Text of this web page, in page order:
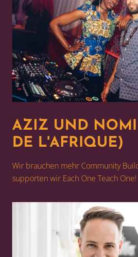
AZIZ UND NOMI
DE L'AFRIQUE)
Wir brauchen mehr Community
supporten wir Each One Teach One!